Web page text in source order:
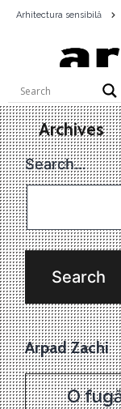
Arhitectura sensibilă
Archives
Search…
Arpad Zachi
O